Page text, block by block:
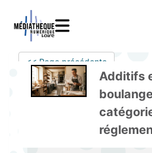
Catalogue
Menu
mobile
LIVRES
E-books
PRESSE
Podcasts Radio France
COURS EN LIGNE
Mon
compte
responsive
Mode d'emploi
Mon compte
Je me connecte pour la première
<< Page précédente
Additifs